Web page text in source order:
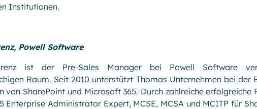
Institutionen.
Powell Software
ist der Pre-Sales Manager bei Powell Software
Raum. Seit 2010 unterstützt Thomas Unternehmen bei der
von SharePoint und Microsoft 365. Durch zahlreiche erfolgreiche
Enterprise Administrator Expert, MCSE, MCSA und MCITP für